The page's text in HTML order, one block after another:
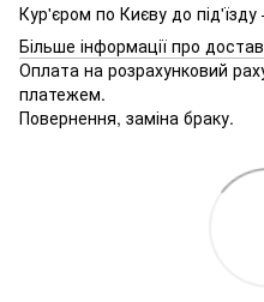
Кур'єром по Києву до
Більше інформації про
Оплата на розрахунковий
платежем.
Повернення, заміна браку.